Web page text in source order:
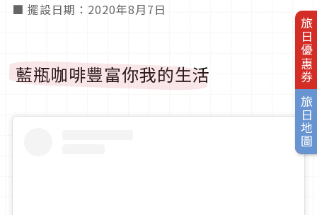
旅日優惠券
旅日地圖
■ 擺設日期：2020年8月7日
藍瓶咖啡豐富你我的生活